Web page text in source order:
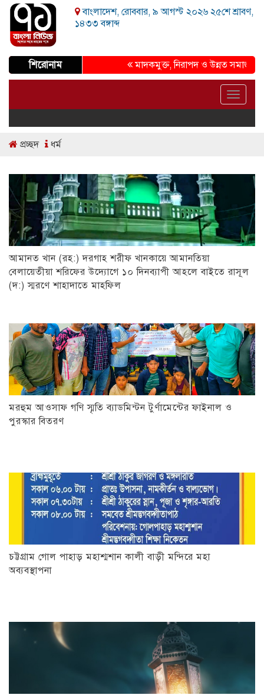
বাংলাদেশ, রোববার, ৯ আগস্ট ২০২৬ ২৫শে শ্রাবণ,
১৪৩৩ বঙ্গাব্দ
শিরোনাম মাদকমুক্ত, নিরাপদ ও উন্নত সমাজ গড়ার
Toggle
প্রচ্ছদ ধর্ম
আমানত খান (রহ:) দরগাহ শরীফ খানকায়ে আমানতিয়া
বেলায়েতীয়া শরিফের উদ্যোগে ১০ দিনব্যাপী আহলে বাইতে রাসূল
(দ:) স্মরণে শাহাদাতে মাহফিল
মরহুম আওসাফ গণি স্মৃতি ব্যাডমিন্টন টুর্ণামেন্টের ফাইনাল ও
পুরস্কার বিতরণ
চট্টগ্রাম গোল পাহাড় মহাশ্মশান কালী বাড়ী মন্দিরে মহা
অব্যবস্থাপনা